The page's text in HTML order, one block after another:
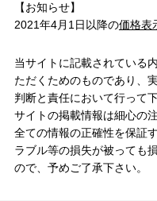
【お知らせ】
2021年4月1日以降の価格表
当サイトに記載されている
ただくためのものであり、
判断と責任において行って
サイトの掲載情報は細心の
全ての情報の正確性を保証
ラブル等の損失が被っても
ので、予めご了承下さい。